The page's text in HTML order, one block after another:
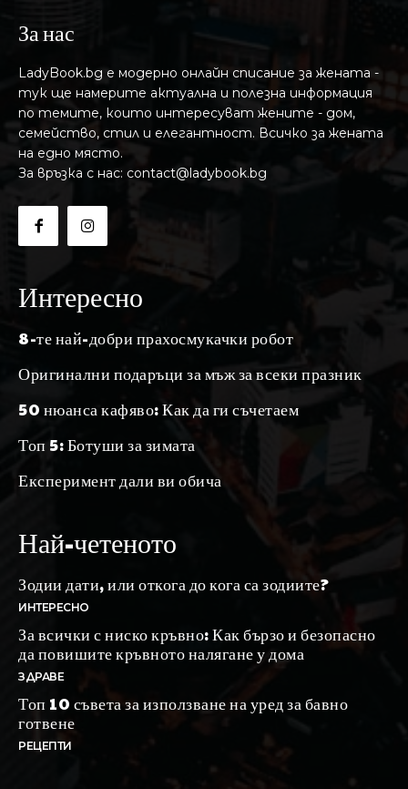
За нас
LadyBook.bg е модерно онлайн списание за жената -
тук ще намерите актуална и полезна информация
по темите, които интересуват жените - дом,
семейство, стил и елегантност. Всичко за жената
на едно място.
За връзка с нас: contact@ladybook.bg
Интересно
8-те най-добри прахосмукачки робот
Оригинални подаръци за мъж за всеки празник
50 нюанса кафяво: Как да ги съчетаем
Топ 5: Ботуши за зимата
Експеримент дали ви обича
Най-четеното
Зодии дати, или откога до кога са зодиите?
ИНТЕРЕСНО
За всички с ниско кръвно: Как бързо и безопасно
да повишите кръвното налягане у дома
ЗДРАВЕ
Топ 10 съвета за използване на уред за бавно
готвене
РЕЦЕПТИ